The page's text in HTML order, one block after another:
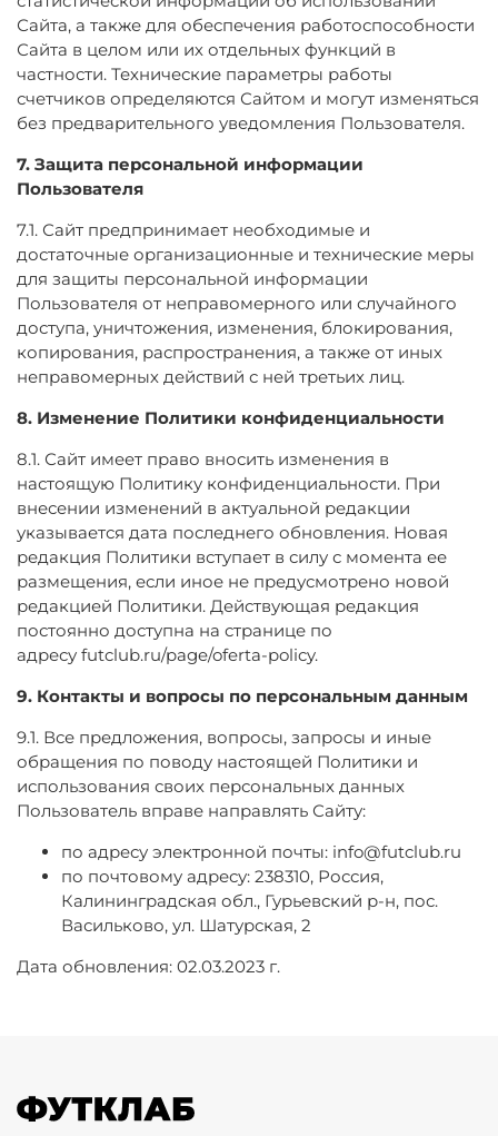
Сайта, а также для обеспечения работоспособности
Сайта в целом или их отдельных функций в
частности. Технические параметры работы
счетчиков определяются Сайтом и могут изменяться
без предварительного уведомления Пользователя.
7. Защита персональной информации
Пользователя
7.1. Сайт предпринимает необходимые и
достаточные организационные и технические меры
для защиты персональной информации
Пользователя от неправомерного или случайного
доступа, уничтожения, изменения, блокирования,
копирования, распространения, а также от иных
неправомерных действий с ней третьих лиц.
8. Изменение Политики конфиденциальности
8.1. Сайт имеет право вносить изменения в
настоящую Политику конфиденциальности. При
внесении изменений в актуальной редакции
указывается дата последнего обновления. Новая
редакция Политики вступает в силу с момента ее
размещения, если иное не предусмотрено новой
редакцией Политики. Действующая редакция
постоянно доступна на странице по
адресу futclub.ru/page/oferta-policy.
9. Контакты и вопросы по персональным данным
9.1. Все предложения, вопросы, запросы и иные
обращения по поводу настоящей Политики и
использования своих персональных данных
Пользователь вправе направлять Сайту:
по адресу электронной почты: info@futclub.ru
по почтовому адресу: 238310, Россия,
Калининградская обл., Гурьевский р-н, пос.
Васильково, ул. Шатурская, 2
Дата обновления: 02.03.2023 г.